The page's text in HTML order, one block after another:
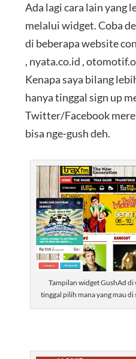
Ada lagi cara lain yang
melalui widget. Coba
di beberapa website
, nyata.co.id ,
Kenapa saya bilang
hanya tinggal sign up
Twitter/Facebook
bisa nge-gush deh.
Tampilan widget GushAd
tinggal pilih mana yang mau